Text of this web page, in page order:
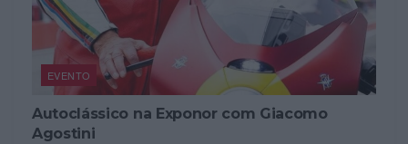
EVENTO
Autoclássico na Exponor com Giacomo
Agostini